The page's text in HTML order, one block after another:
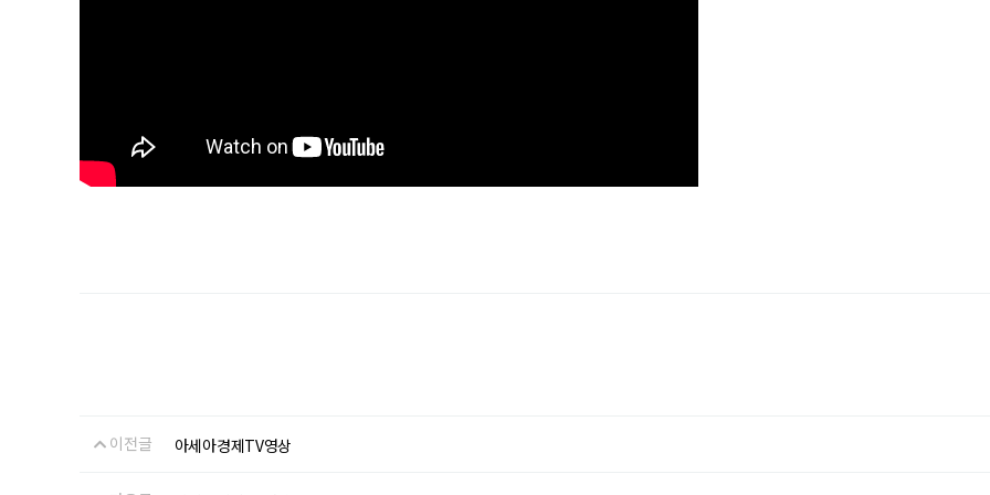
이전글 아세아경제TV영상